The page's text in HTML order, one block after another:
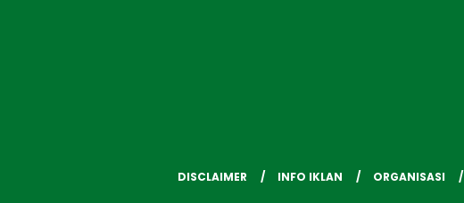
DISCLAIMER INFO IKLAN ORGANISASI